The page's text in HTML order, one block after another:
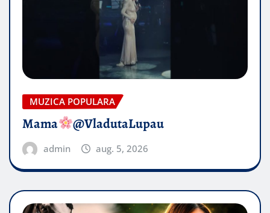
MUZICA POPULARA
Mama @VladutaLupau
admin aug. 5, 2026